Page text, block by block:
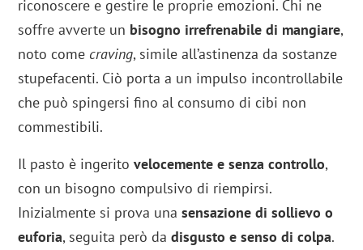
riconoscere e gestire le proprie emozioni. Chi ne
soffre avverte un bisogno irrefrenabile di mangiare,
noto come craving, simile all’astinenza da sostanze
stupefacenti. Ciò porta a un impulso incontrollabile
che può spingersi fino al consumo di cibi non
commestibili.
Il pasto è ingeritovelocemente e senza controllo,
con un bisogno compulsivo di riempirsi.
Inizialmente si prova unasensazione di sollievo o
euforia, seguita però dadisgusto e senso di colpa.